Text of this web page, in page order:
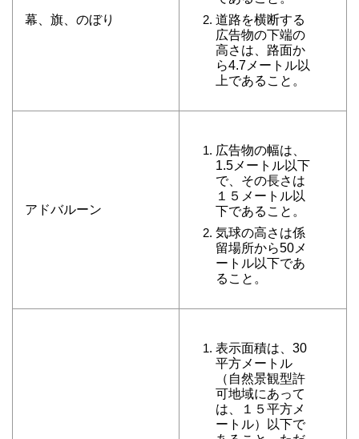
幕、旗、のぼり
道路を横断する
広告物の下端の
高さは、路面か
ら4.7メートル以
上であること。
アドバルーン
広告物の幅は、
1.5メートル以下
で、その長さは
１５メートル以
下であること。
気球の高さは係
留場所から50メ
ートル以下であ
ること。
表示面積は、30
平方メートル
（自然景観型許
可地域にあって
は、１５平方メ
ートル）以下で